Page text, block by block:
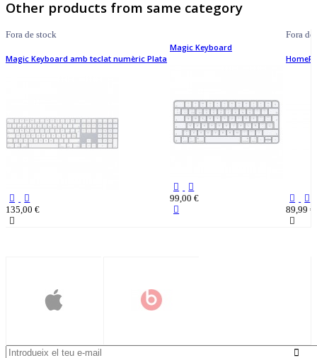
Other products from same category
Fora de stock
Magic Keyboard amb teclat numèric Plata
135,00 €
Magic Keyboard
99,00 €
Fora de
89,99 €